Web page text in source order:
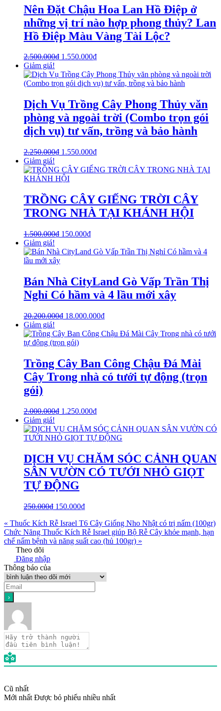
Nên Đặt Chậu Hoa Lan Hồ Điệp ở
những vị trí nào hợp phong thủy? Lan
Hồ Điệp Màu Vàng Tài Lộc?
2.500.000₫ 1.550.000₫
Giảm giá!
Dịch Vụ Trồng Cây Phong Thủy văn
phòng và ngoài trời (Combo trọn gói
dịch vụ) tư vấn, trồng và bảo hành
2.250.000₫ 1.550.000₫
Giảm giá!
TRỒNG CÂY GIẾNG TRỜI CÂY
TRONG NHÀ TẠI KHÁNH HỘI
1.500.000₫ 150.000₫
Giảm giá!
Bán Nhà CityLand Gò Vấp Trần Thị
Nghỉ Có hầm và 4 lầu mới xây
20.200.000₫ 18.000.000₫
Giảm giá!
Trồng Cây Ban Công Chậu Đá Mài
Cây Trong nhà có tưới tự động (trọn
gói)
2.000.000₫ 1.250.000₫
Giảm giá!
DỊCH VỤ CHĂM SÓC CẢNH QUAN
SÂN VƯỜN CÓ TƯỚI NHỎ GIỌT
TỰ ĐỘNG
250.000₫ 150.000₫
« Thuốc Kích Rễ Israel T6 Cây Giống Nho Nhật có trị nấm (100gr)
Chức Năng Thuốc Kích Rễ Israel giúp Bộ Rễ Cây khỏe mạnh, hạn
chế nấm bệnh và năng suất cao (hủ 100gr) »
Theo dõi
Đăng nhập
Thông báo của
Cũ nhất
Mới nhất Được bỏ phiếu nhiều nhất